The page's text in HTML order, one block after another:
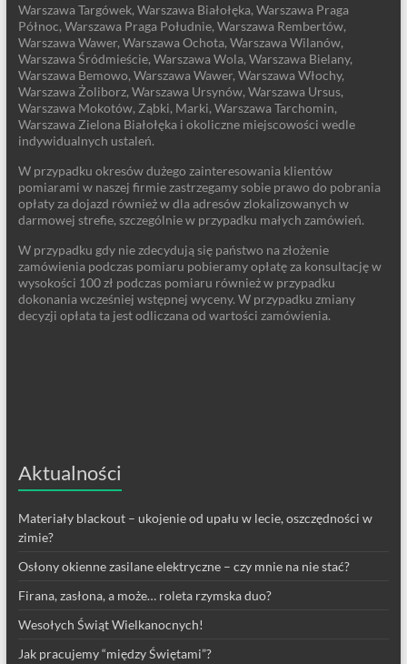
Warszawa Targówek, Warszawa Białołęka, Warszawa Praga
Północ, Warszawa Praga Południe, Warszawa Rembertów,
Warszawa Wawer, Warszawa Ochota, Warszawa Wilanów,
Warszawa Śródmieście, Warszawa Wola, Warszawa Bielany,
Warszawa Bemowo, Warszawa Wawer, Warszawa Włochy,
Warszawa Żoliborz, Warszawa Ursynów, Warszawa Ursus,
Warszawa Mokotów, Ząbki, Marki, Warszawa Tarchomin,
Warszawa Zielona Białołęka i okoliczne miejscowości wedle
indywidualnych ustaleń.
W przypadku okresów dużego zainteresowania klientów
pomiarami w naszej firmie zastrzegamy sobie prawo do pobrania
opłaty za dojazd również w dla adresów zlokalizowanych w
darmowej strefie, szczególnie w przypadku małych zamówień.
W przypadku gdy nie zdecydują się państwo na złożenie
zamówienia podczas pomiaru pobieramy opłatę za konsultację w
wysokości 100 zł podczas pomiaru również w przypadku
dokonania wcześniej wstępnej wyceny. W przypadku zmiany
decyzji opłata ta jest odliczana od wartości zamówienia.
Aktualności
Materiały blackout – ukojenie od upału w lecie, oszczędności w
zimie?
Osłony okienne zasilane elektryczne – czy mnie na nie stać?
Firana, zasłona, a może… roleta rzymska duo?
Wesołych Świąt Wielkanocnych!
Jak pracujemy “między Świętami”?